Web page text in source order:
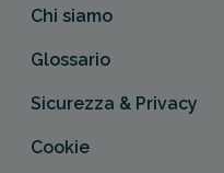
Chi siamo
Glossario
Sicurezza & Privacy
Cookie